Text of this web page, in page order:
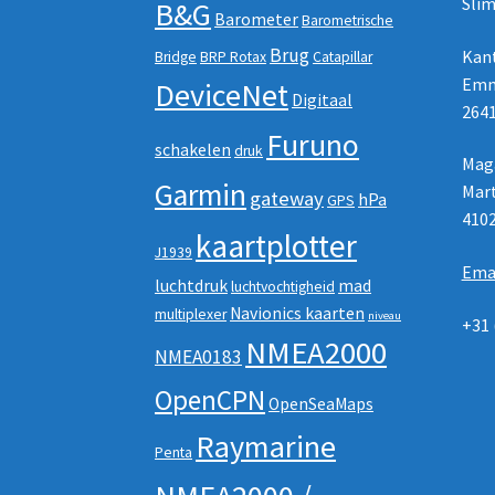
B&G BarometerBarometrische
Bridge BRP Rotax BrugCatapillar
DeviceNet Digitaal
schakelen druk Furuno
Garmin gatewayGPS hPa
J1939 kaartplotter
luchtdrukluchtvochtigheid mad
multiplexer Navionics kaarten niveau
NMEA0183 NMEA2000
OpenCPN OpenSeaMaps
Penta Raymarine
+31